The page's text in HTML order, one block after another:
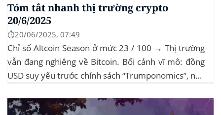
Tóm tắt nhanh thị trường crypto
20/6/2025
⏱️20/06/2025, 07:49
Chỉ số Altcoin Season ở mức 23 / 100 → Thị trường
vẫn đang nghiêng về Bitcoin. Bối cảnh vĩ mô: đồng
USD suy yếu trước chính sách “Trumponomics”, nhà
Sự kiện Chi tiết Hack 100 triệu USD...